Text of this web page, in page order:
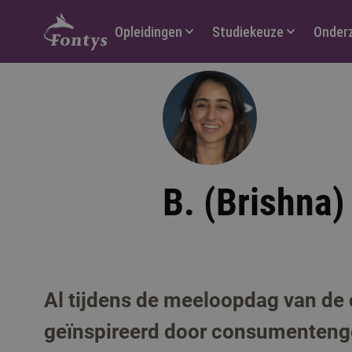
Hoofdmenu
Opleidingen Studiekeuze
B.
Al tijdens de meeloopdag van
geïnspireerd door